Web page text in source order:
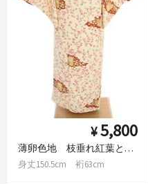
¥5,800
薄卵色地 枝垂れ紅葉と御所車
身丈150.5cm 裄63cm